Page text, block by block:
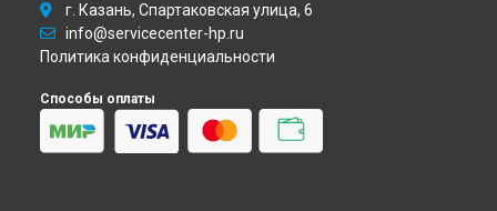
г. Казань, Спартаковская улица, 6
info@servicecenter-hp.ru
Политика конфиденциальности
Способы оплаты